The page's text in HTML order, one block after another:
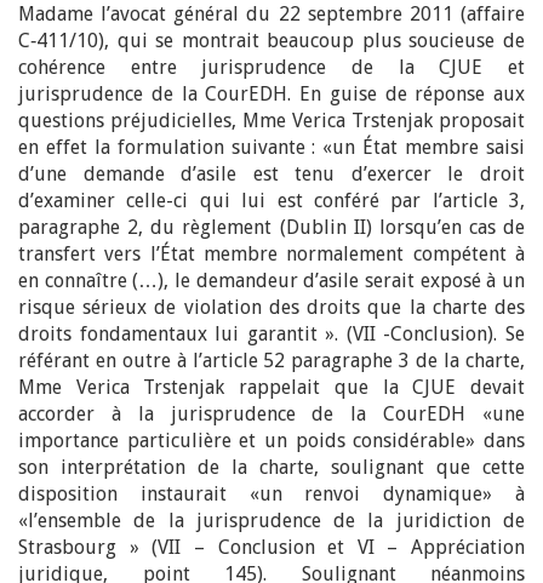
Madame l’avocat général du 22 septembre 2011 (affaire
C‑411/10), qui se montrait beaucoup plus soucieuse de
cohérence entre jurisprudence de la CJUE et
jurisprudence de la CourEDH. En guise de réponse aux
questions préjudicielles, Mme Verica Trstenjak proposait
en effet la formulation suivante : «un État membre saisi
d’une demande d’asile est tenu d’exercer le droit
d’examiner celle-ci qui lui est conféré par l’article 3,
paragraphe 2, du règlement (Dublin II) lorsqu’en cas de
transfert vers l’État membre normalement compétent à
en connaître (…), le demandeur d’asile serait exposé à un
risque sérieux de violation des droits que la charte des
droits fondamentaux lui garantit ». (VII -Conclusion). Se
référant en outre à l’article 52 paragraphe 3 de la charte,
Mme Verica Trstenjak rappelait que la CJUE devait
accorder à la jurisprudence de la CourEDH «une
importance particulière et un poids considérable» dans
son interprétation de la charte, soulignant que cette
disposition instaurait «un renvoi dynamique» à
«l’ensemble de la jurisprudence de la juridiction de
Strasbourg » (VII – Conclusion et VI – Appréciation
juridique, point 145). Soulignant néanmoins